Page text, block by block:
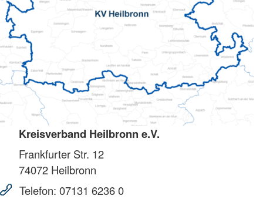
Kreisverband Heilbronn e.V.
Frankfurter Str. 12
74072 Heilbronn
Telefon: 07131 6236 0